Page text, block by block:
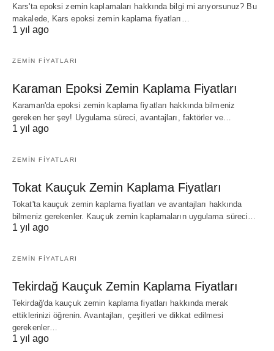
Kars'ta epoksi zemin kaplamaları hakkında bilgi mi arıyorsunuz? Bu
makalede, Kars epoksi zemin kaplama fiyatları…
1 yıl ago
ZEMIN FIYATLARI
Karaman Epoksi Zemin Kaplama Fiyatları
Karaman'da epoksi zemin kaplama fiyatları hakkında bilmeniz
gereken her şey! Uygulama süreci, avantajları, faktörler ve…
1 yıl ago
ZEMIN FIYATLARI
Tokat Kauçuk Zemin Kaplama Fiyatları
Tokat'ta kauçuk zemin kaplama fiyatları ve avantajları hakkında
bilmeniz gerekenler. Kauçuk zemin kaplamaların uygulama süreci…
1 yıl ago
ZEMIN FIYATLARI
Tekirdağ Kauçuk Zemin Kaplama Fiyatları
Tekirdağ'da kauçuk zemin kaplama fiyatları hakkında merak
ettiklerinizi öğrenin. Avantajları, çeşitleri ve dikkat edilmesi
gerekenler…
1 yıl ago